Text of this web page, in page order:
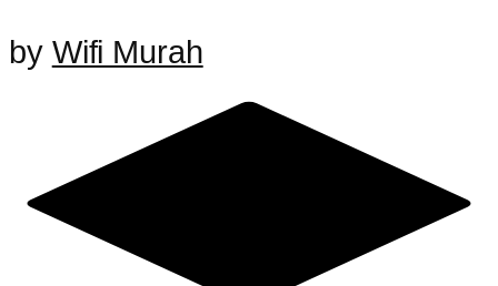
by Wifi Murah